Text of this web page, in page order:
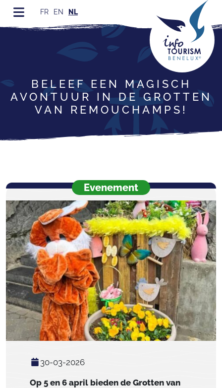
FR EN NL
BELEEF EEN MAGISCH
AVONTUUR IN DE GROTTEN
VAN REMOUCHAMPS!
Evenement
30-03-2026
Op 5 en 6 april bieden de Grotten van